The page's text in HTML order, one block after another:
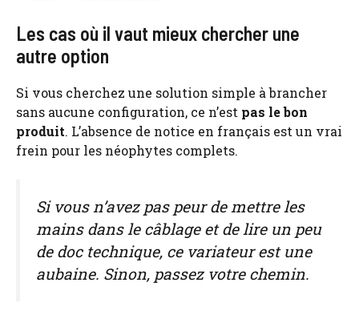
Les cas où il vaut mieux chercher une
autre option
Si vous cherchez une solution simple à brancher
sans aucune configuration, ce n’est pas le bon
produit. L’absence de notice en français est un vrai
frein pour les néophytes complets.
Si vous n’avez pas peur de mettre les
mains dans le câblage et de lire un peu
de doc technique, ce variateur est une
aubaine. Sinon, passez votre chemin.